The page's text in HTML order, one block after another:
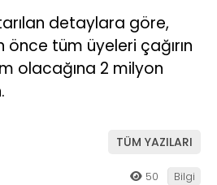
detaylara göre,
tüm üyeleri çağırın
olacağına 2 milyon
TÜM YAZILARI
50 Bilgi